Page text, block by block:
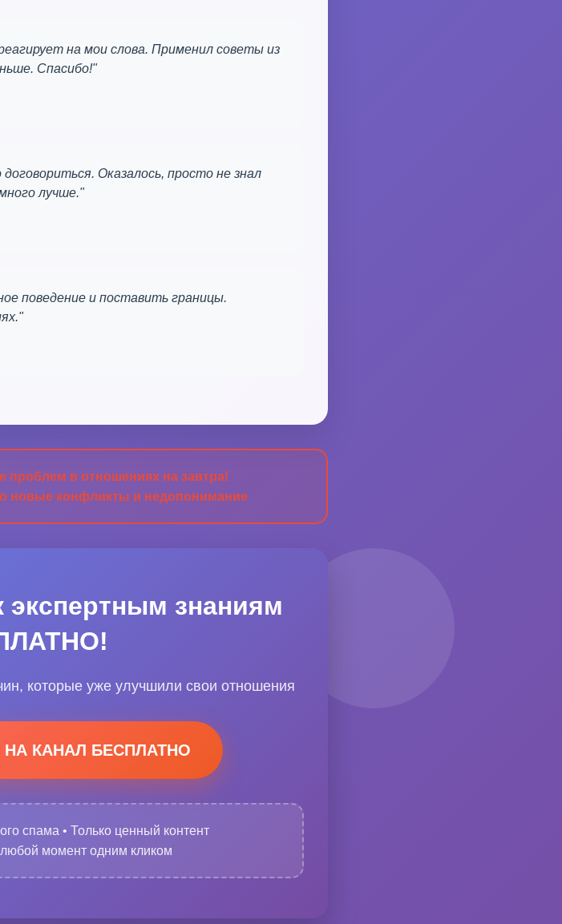
на мои слова. Применил советы из
Спасибо!"
Оказалось, просто не знал
лучше."
поведение и поставить границы.
проблем в отношениях на завтра!
новые конфликты и недопонимание
экспертным знаниям
которые уже улучшили свои отношения
НА КАНАЛ БЕСПЛАТНО
спама • Только ценный контент
момент одним кликом